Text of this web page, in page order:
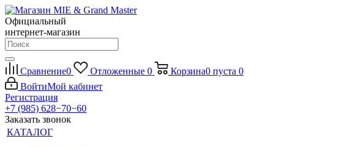
Официальный
интернет-магазин
Сравнение0 Отложенные 0 Корзина0 пуста 0
ВойтиМой кабинет
Регистрация
+7 (985) 628−70−60
Заказать звонок
КАТАЛОГ